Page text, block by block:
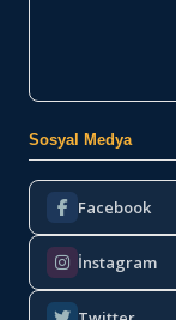
Sosyal Medya
Facebook
İnstagram